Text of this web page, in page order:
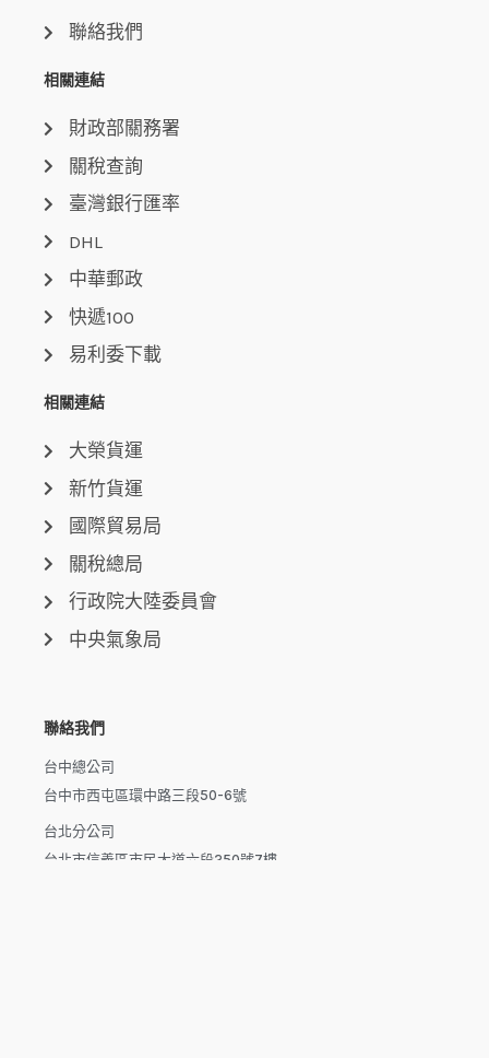
聯絡我們
相關連結
財政部關務署
關稅查詢
臺灣銀行匯率
DHL
中華郵政
快遞100
易利委下載
相關連結
大榮貨運
新竹貨運
國際貿易局
關稅總局
行政院大陸委員會
中央氣象局
聯絡我們
台中總公司
台中市西屯區環中路三段50-6號
台北分公司
台北市信義區市民大道六段250號7樓